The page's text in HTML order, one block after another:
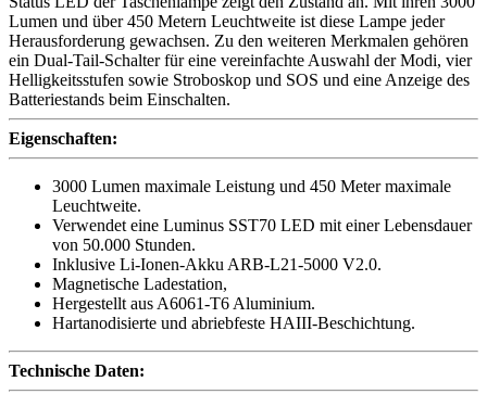
Lumen und über 450 Metern Leuchtweite ist diese Lampe jeder
Herausforderung gewachsen. Zu den weiteren Merkmalen gehören
ein Dual-Tail-Schalter für eine vereinfachte Auswahl der Modi, vier
Helligkeitsstufen sowie Stroboskop und SOS und eine Anzeige des
Batteriestands beim Einschalten.
Eigenschaften:
3000 Lumen maximale Leistung und 450 Meter maximale
Leuchtweite.
Verwendet eine Luminus SST70 LED mit einer Lebensdauer
von 50.000 Stunden.
Inklusive Li-Ionen-Akku ARB-L21-5000 V2.0.
Magnetische Ladestation,
Hergestellt aus A6061-T6 Aluminium.
Hartanodisierte und abriebfeste HAIII-Beschichtung.
Technische Daten: